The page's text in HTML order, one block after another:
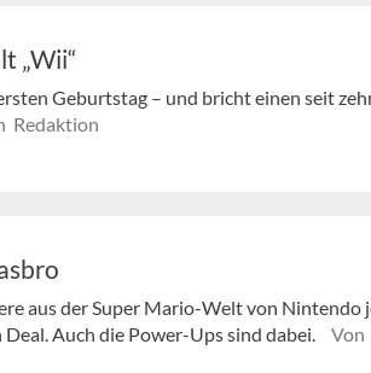
„Wii“
Geburtstag – und bricht einen seit
Redaktion
aus der Super Mario-Welt von Nintendo
Auch die Power-Ups sind dabei.
Von